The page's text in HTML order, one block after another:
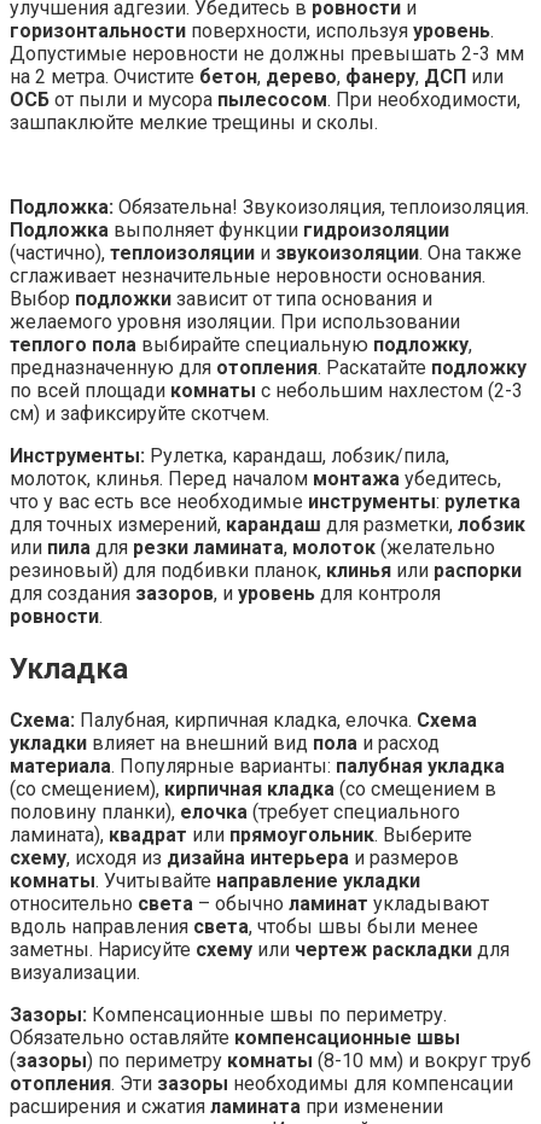
улучшения адгезии. Убедитесь в ровности и
горизонтальности поверхности, используя уровень.
Допустимые неровности не должны превышать 2-3 мм
на 2 метра. Очистите бетон, дерево, фанеру, ДСП или
ОСБ от пыли и мусора пылесосом. При необходимости,
зашпаклюйте мелкие трещины и сколы.
Подложка: Обязательна! Звукоизоляция, теплоизоляция.
Подложка выполняет функции гидроизоляции
(частично), теплоизоляции и звукоизоляции. Она также
сглаживает незначительные неровности основания.
Выбор подложки зависит от типа основания и
желаемого уровня изоляции. При использовании
теплого пола выбирайте специальную подложку,
предназначенную для отопления. Раскатайте подложку
по всей площади комнаты с небольшим нахлестом (2-3
см) и зафиксируйте скотчем.
Инструменты: Рулетка, карандаш, лобзик/пила,
молоток, клинья. Перед началом монтажа убедитесь,
что у вас есть все необходимые инструменты: рулетка
для точных измерений, карандаш для разметки, лобзик
или пила для резки ламината, молоток (желательно
резиновый) для подбивки планок, клинья или распорки
для создания зазоров, и уровень для контроля
ровности.
Укладка
Схема: Палубная, кирпичная кладка, елочка. Схема
укладки влияет на внешний вид пола и расход
материала. Популярные варианты: палубная укладка
(со смещением), кирпичная кладка (со смещением в
половину планки), елочка (требует специального
ламината), квадрат или прямоугольник. Выберите
схему, исходя из дизайна интерьера и размеров
комнаты. Учитывайте направление укладки
относительно света – обычно ламинат укладывают
вдоль направления света, чтобы швы были менее
заметны. Нарисуйте схему или чертеж раскладки для
визуализации.
Зазоры: Компенсационные швы по периметру.
Обязательно оставляйте компенсационные швы
(зазоры) по периметру комнаты (8-10 мм) и вокруг труб
отопления. Эти зазоры необходимы для компенсации
расширения и сжатия ламината при изменении